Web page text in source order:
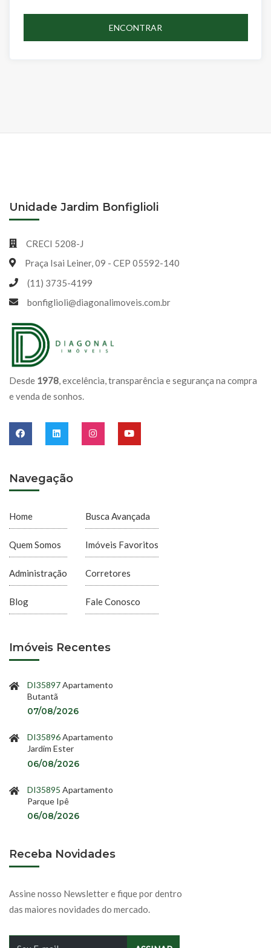
ENCONTRAR
Desde 1978, excelência, transparência e segurança na compra
e venda de sonhos.
Navegação
Home
Quem Somos
Administração
Blog
Busca Avançada
Imóveis Favoritos
Corretores
Fale Conosco
Imóveis Recentes
DI35897Apartamento
Butantã
07/08/2026
DI35896Apartamento
Jardim Ester
06/08/2026
DI35895 Apartamento
Parque Ipê
06/08/2026
Receba Novidades
Assine nosso Newsletter e fique por dentro
das maiores novidades do mercado.
Unidade Jardim Bonfiglioli
CRECI 5208-J
Praça Isai Leiner, 09 - CEP 05592-140
(11) 3735-4199
bonfiglioli@diagonalimoveis.com.br